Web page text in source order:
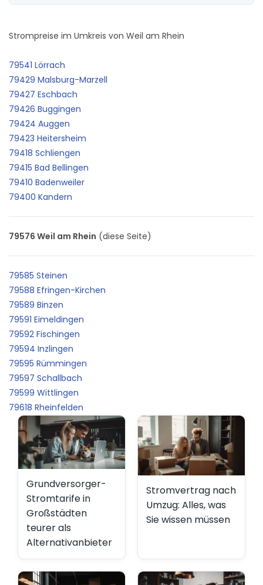
Strompreise im Umkreis von Weil am Rhein
79541 Lörrach
79429 Malsburg-Marzell
79427 Eschbach
79426 Buggingen
79424 Auggen
79423 Heitersheim
79418 Schliengen
79415 Bad Bellingen
79410 Badenweiler
79400 Kandern
79576 Weil am Rhein (diese Seite)
79585 Steinen
79588 Efringen-Kirchen
79589 Binzen
79591 Eimeldingen
79592 Fischingen
79594 Inzlingen
79595 Rümmingen
79597 Schallbach
79599 Wittlingen
79618 Rheinfelden
Grundversorger-
Stromtarife in
Großstädten
teurer als
Alternativanbieter
Stromvertrag nach
Umzug: Alles, was
Sie wissen müssen